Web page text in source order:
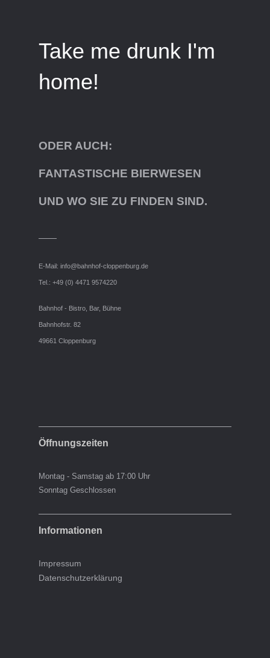
Take me drunk I'm
home!
ODER AUCH:
FANTASTISCHE BIERWESEN
UND WO SIE ZU FINDEN SIND.
E-Mail: info@bahnhof-cloppenburg.de
Tel.: +49 (0) 4471 9574220
Bahnhof - Bistro, Bar, Bühne
Bahnhofstr. 82
49661 Cloppenburg
Öffnungszeiten
Montag - Samstag ab 17:00 Uhr
Sonntag Geschlossen
Informationen
Impressum
Datenschutzerklärung